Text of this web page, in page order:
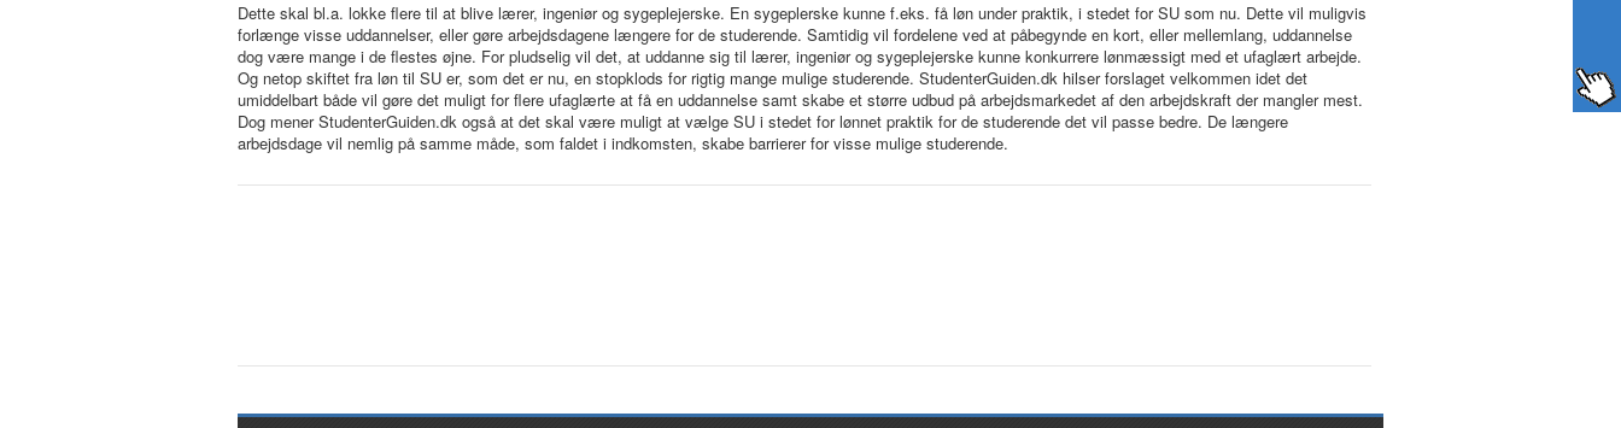
Dette skal bl.a. lokke flere til at blive lærer, ingeniør og sygeplejerske. En sygeplerske kunne f.eks. få løn under praktik, i stedet for SU som nu. Dette vil muligvis
forlænge visse uddannelser, eller gøre arbejdsdagene længere for de studerende. Samtidig vil fordelene ved at påbegynde en kort, eller mellemlang, uddannelse
dog være mange i de flestes øjne. For pludselig vil det, at uddanne sig til lærer, ingeniør og sygeplejerske kunne konkurrere lønmæssigt med et ufaglært arbejde.
Og netop skiftet fra løn til SU er, som det er nu, en stopklods for rigtig mange mulige studerende. StudenterGuiden.dk hilser forslaget velkommen idet det
umiddelbart både vil gøre det muligt for flere ufaglærte at få en uddannelse samt skabe et større udbud på arbejdsmarkedet af den arbejdskraft der mangler mest.
Dog mener StudenterGuiden.dk også at det skal være muligt at vælge SU i stedet for lønnet praktik for de studerende det vil passe bedre. De længere
arbejdsdage vil nemlig på samme måde, som faldet i indkomsten, skabe barrierer for visse mulige studerende.